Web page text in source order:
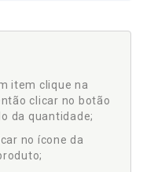
item clique na
clicar no botão
da quantidade;
no ícone da